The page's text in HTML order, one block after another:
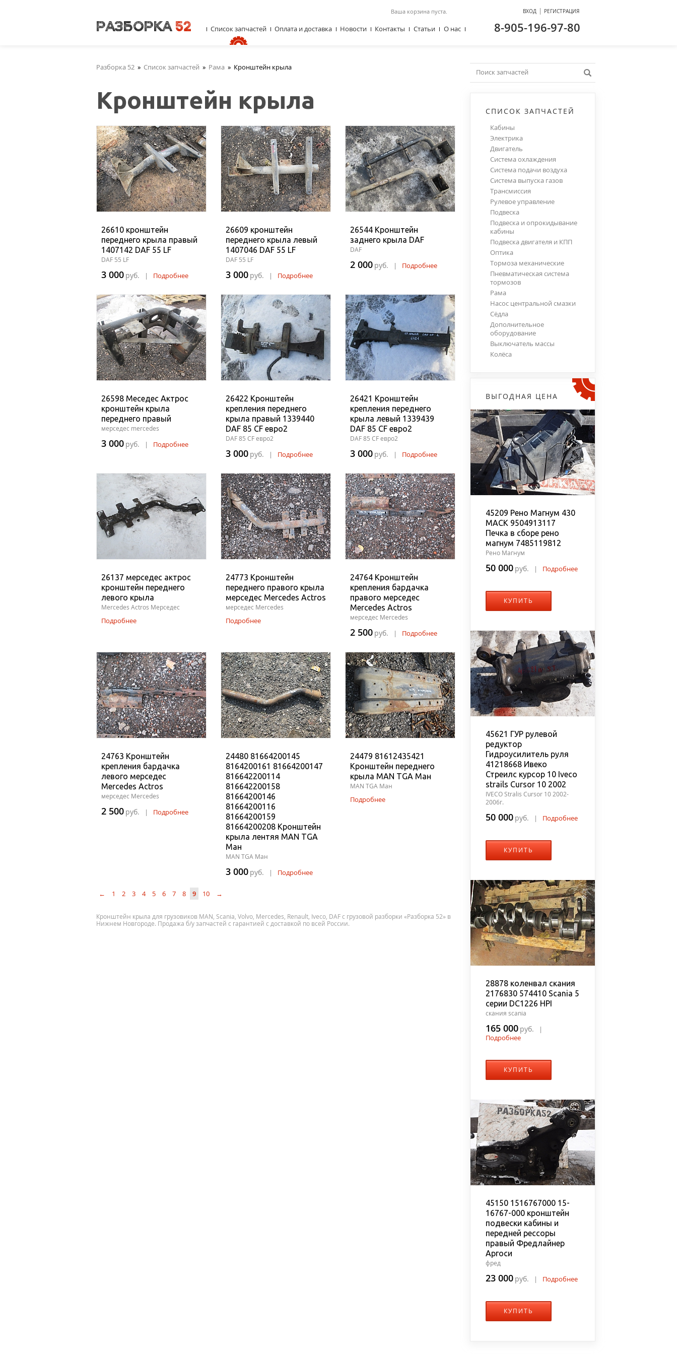
Разборка 52 » Список запчастей » Рама » Кронштейн крыла
Кронштейн крыла
26610 кронштейн
переднего крыла правый
1407142 DAF 55 LF
DAF 55 LF
3 000 руб. | Подробнее
26609 кронштейн
переднего крыла левый
1407046 DAF 55 LF
DAF 55 LF
3 000 руб. | Подробнее
26544 Кронштейн
заднего крыла DAF
DAF
2 000 руб. | Подробнее
26598 Меседес Актрос
кронштейн крыла
переднего правый
мерседес mercedes
3 000 руб. | Подробнее
26422 Кронштейн
крепления переднего
крыла правый 1339440
DAF 85 CF евро2
DAF 85 CF евро2
3 000 руб. | Подробнее
26421 Кронштейн
крепления переднего
крыла левый 1339439
DAF 85 CF евро2
DAF 85 CF евро2
3 000 руб. | Подробнее
26137 мерседес актрос
кронштейн переднего
левого крыла
Mercedes Actros Мерседес
Подробнее
24773 Кронштейн
переднего правого крыла
мерседес Mercedes Actros
мерседес Mercedes
Подробнее
24764 Кронштейн
крепления бардачка
правого мерседес
Mercedes Actros
мерседес Mercedes
2 500 руб. | Подробнее
24763 Кронштейн
крепления бардачка
левого мерседес
Mercedes Actros
мерседес Mercedes
2 500 руб. | Подробнее
24480 81664200145
8164200161 81664200147
816642200114
816642200158
81664200146
81664200116
81664200159
81664200208 Кронштейн
крыла лентяя MAN TGA
Ман
MAN TGA Ман
3 000 руб. | Подробнее
24479 81612435421
Кронштейн переднего
крыла MAN TGA Ман
MAN TGA Ман
Подробнее
← 1 2 3 4 5 6 7 8 9 10 →
Кронштейн крыла для грузовиков MAN, Scania, Volvo, Mercedes, Renault, Iveco, DAF с грузовой разборки «Разборка 52» в
Нижнем Новгороде. Продажа б/у запчастей с гарантией с доставкой по всей России.
СПИСОК ЗАПЧАСТЕЙ
Кабины
Электрика
Двигатель
Система охлаждения
Система подачи воздуха
Система выпуска газов
Трансмиссия
Рулевое управление
Подвеска
Подвеска и опрокидывание
кабины
Подвеска двигателя и КПП
Оптика
Тормоза механические
Пневматическая система
тормозов
Рама
Насос центральной смазки
Сёдла
Дополнительное
оборудование
Выключатель массы
Колёса
ВЫГОДНАЯ ЦЕНА
45209 Рено Магнум 430
MACK 9504913117
Печка в сборе рено
магнум 7485119812
Рено Магнум
50 000 руб. | Подробнее
КУПИТЬ
45621 ГУР рулевой
редуктор
Гидроусилитель руля
41218668 Ивеко
Стреилс курсор 10 Iveco
strails Cursor 10 2002
IVECO Stralis Cursor 10 2002-
2006г.
50 000 руб. | Подробнее
КУПИТЬ
28878 коленвал скания
2176830 574410 Scania 5
серии DC1226 HPI
скания scania
165 000 руб.
|
Подробнее
КУПИТЬ
45150 1516767000 15-
16767-000 кронштейн
подвески кабины и
передней рессоры
правый Фредлайнер
Аргоси
фред
23 000 руб. | Подробнее
КУПИТЬ
Ваша корзина пуста. ВХОД | РЕГИСТРАЦИЯ
8-905-196-97-80
Список запчастей Оплата и доставка Новости Контакты Статьи О нас